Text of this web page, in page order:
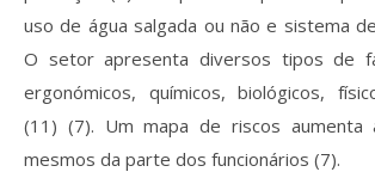
uso de água salgada ou não e sistema
O setor apresenta diversos tipos de
ergonómicos, químicos, biológicos,
(11) (7). Um mapa de riscos aumenta
mesmos da parte dos funcionários (7).